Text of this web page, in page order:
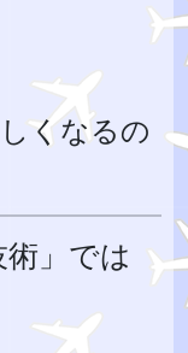
くなるの
」では